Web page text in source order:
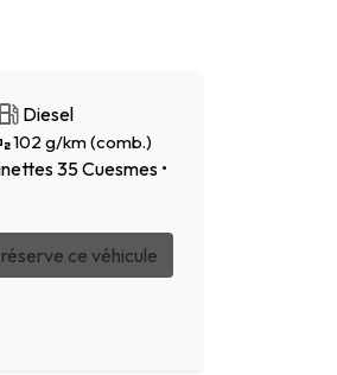
Diesel
102 g/km (comb.)
35 Cuesmes •
ce véhicule